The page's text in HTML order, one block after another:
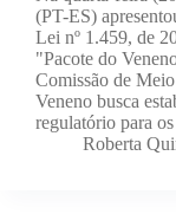
(PT-ES)
Lei nº 1.459, de
"Pacote do
Comissão de
Veneno busca
regulatório para
Roberta